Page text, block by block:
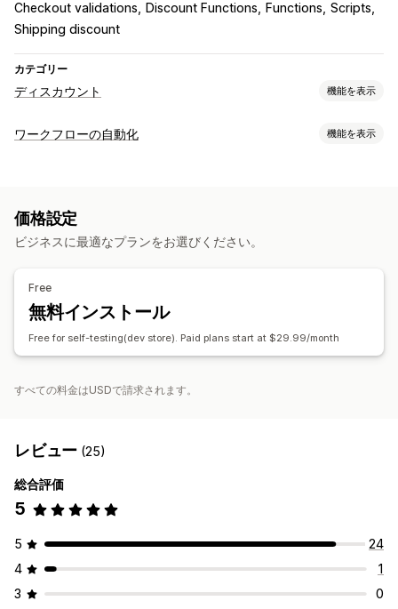
Checkout validations
Discount Functions Functions Scripts
Shipping discount
カテゴリー
ディスカウント 機能を表示
ディスカウントの種類
ディスカウント管理
ワークフローの自動化 機能を表示
カスタマイズ
価格設定
ビジネスに最適なプランをお選びください。
Free
無料インストール
Free for self-testing(dev store). Paid plans start at $29.99/month
すべての料金はUSDで請求されます。
レビュー (25)
総合評価
5
5
24
4
1
3
0